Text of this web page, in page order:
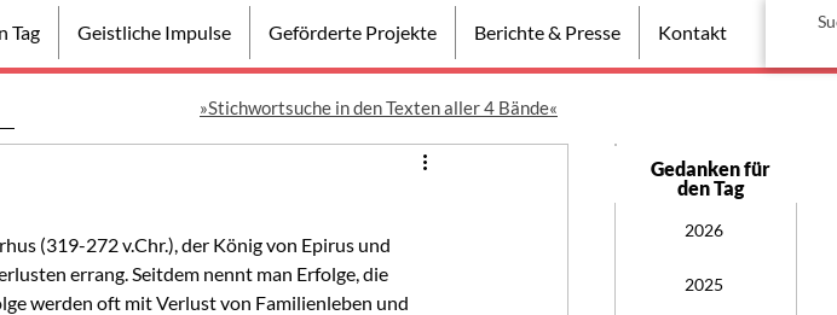
Tag Geistliche Impulse Geförderte Projekte Berichte & Presse Kontakt
(319-272 v.Chr.), der König von Epirus und
errang. Seitdem nennt man Erfolge, die
werden oft mit Verlust von Familienleben und
Gedanken für
den Tag
2026
2025
»Stichwortsuche in den Texten aller 4 Bände«